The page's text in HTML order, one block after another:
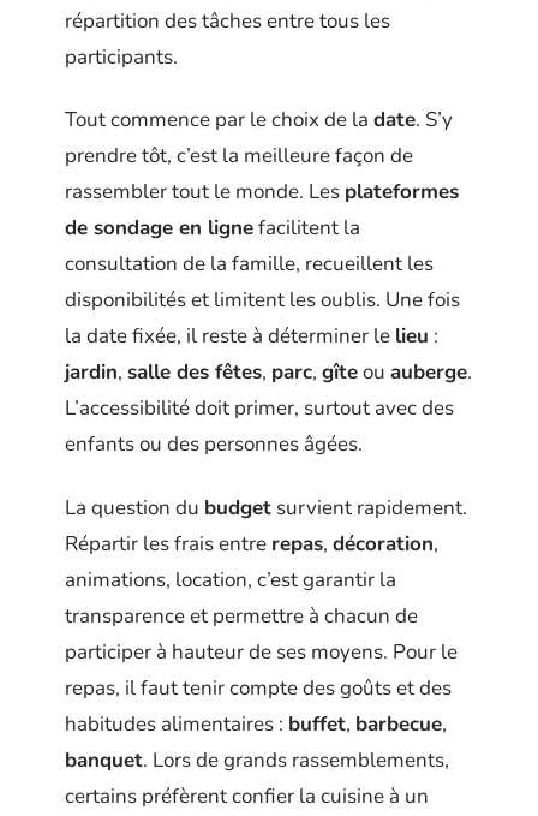
répartition des tâches entre tous les
participants.
Tout commence par le choix de la date. S’y
prendre tôt, c’est la meilleure façon de
rassembler tout le monde. Les plateformes
de sondage en lignefacilitent la
consultation de la famille, recueillent les
disponibilités et limitent les oublis. Une fois
la date fixée, il reste à déterminer le lieu :
jardin, salle des fêtes, parc, gîteou auberge.
L’accessibilité doit primer, surtout avec des
enfants ou des personnes âgées.
La question du budget survient rapidement.
Répartir les frais entre repas, décoration,
animations, location, c’est garantir la
transparence et permettre à chacun de
participer à hauteur de ses moyens. Pour le
repas, il faut tenir compte des goûts et des
habitudes alimentaires : buffet, barbecue,
banquet. Lors de grands rassemblements,
certains préfèrent confier la cuisine à un